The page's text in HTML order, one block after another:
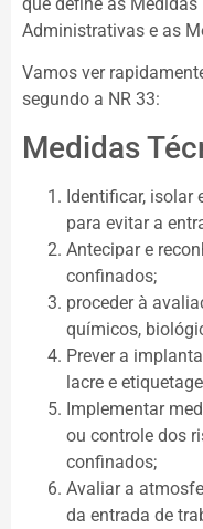
Administrativas e as
Vamos ver
segundo a NR 33:
Medidas
Identificar, isolar
para evitar a
Antecipar e
confinados;
proceder à
químicos,
Prever a
lacre e
Implementar
ou controle dos
confinados;
Avaliar a
da entrada de